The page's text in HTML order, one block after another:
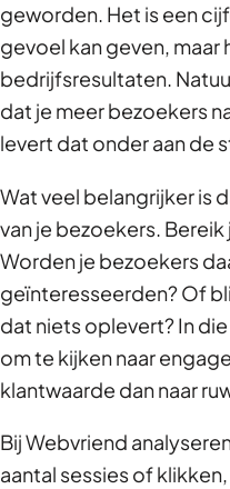
geworden. Het is een
gevoel kan geven, maar
bedrijfsresultaten.
dat je meer bezoekers
levert dat onder aan de
Wat veel belangrijker is
van je bezoekers.
Worden je bezoekers
geïnteresseerden? Of
dat niets oplevert? In
om te kijken naar
klantwaarde dan naar
Bij Webvriend
aantal sessies of